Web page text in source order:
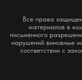
Все права
материалов в
письменного
нарушений виновные
соответствии с